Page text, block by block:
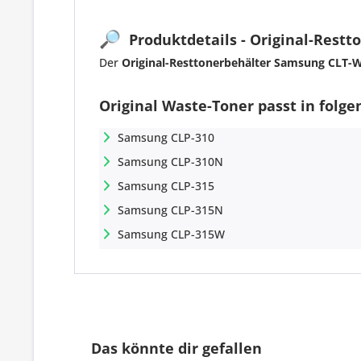
🔎 Produktdetails - Original-
Der Original-Resttonerbehälter Samsung CLT-
Original Waste-Toner passt in
Samsung CLP-310
Samsung CLP-310N
Samsung CLP-315
Samsung CLP-315N
Samsung CLP-315W
Das könnte dir gefallen